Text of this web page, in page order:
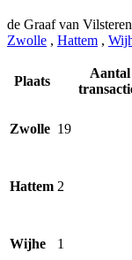
de Graaf van
Zwolle , Hattem ,
Plaats
Aantal
Zwolle 19
Hattem 2
Wijhe 1